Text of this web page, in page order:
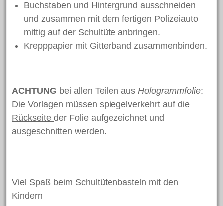
Februar 2019
Januar 2019
Dezember 2018
September 2018
August 2018
Juli 2018
Juni 2018
März 2018
Februar 2018
Buchstaben und Hintergrund ausschneiden
und zusammen mit dem fertigen Polizeiauto
mittig auf der Schultüte anbringen.
Krepppapier mit Gitterband zusammenbinden.
ACHTUNG bei allen Teilen ausHologrammfolie:
Die Vorlagen müssenspiegelverkehrtauf die
Rückseiteder Folie aufgezeichnet und
ausgeschnitten werden.
Viel Spaß beim Schultütenbasteln mit den
Kindern